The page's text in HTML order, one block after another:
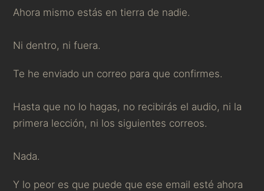
Ahora mismo estás en tierra de nadie.
Ni dentro, ni fuera.
Te he enviado un correo para que confirmes.
Hasta que no lo hagas, no recibirás el audio, ni la
primera lección, ni los siguientes correos.
Nada.
Y lo peor es que puede que ese email esté ahora